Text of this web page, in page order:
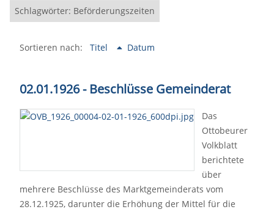
Schlagwörter: Beförderungszeiten
Sortieren nach: Titel Datum
02.01.1926 - Beschlüsse Gemeinderat
Das
Ottobeurer
Volkblatt
berichtete
über
mehrere Beschlüsse des Marktgemeinderats vom
28.12.1925, darunter die Erhöhung der Mittel für die